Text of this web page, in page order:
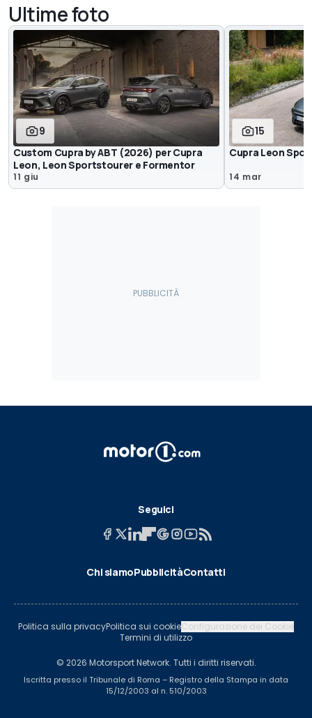
Ultime foto
9
Custom Cupra by ABT (2026) per Cupra
Leon, Leon Sportstourer e Formentor
11 giu
15
Cupra Leon
14 mar
Seguici
Chi siamoPubblicitàContatti
Politica sulla privacyPolitica sui cookieConfigurazione dei Cookie
Termini di utilizzo
© 2026 Motorsport Network. Tutti i diritti riservati.
Iscritta presso il Tribunale di Roma – Registro della Stampa in data
15/12/2003 al n. 510/2003